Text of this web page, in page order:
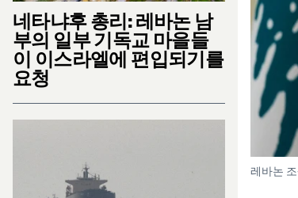
네타냐후 총리: 레바논 남
부의 일부 기독교 마을들
이 이스라엘에 편입되기를
요청
레바논